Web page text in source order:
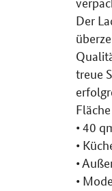
Der
treue
• 40
•
•
•